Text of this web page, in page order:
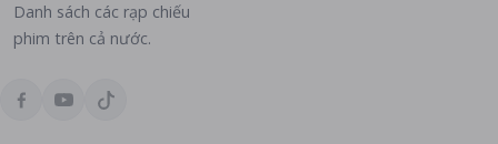
Danh sách các rạp chiếu
phim trên cả nước.